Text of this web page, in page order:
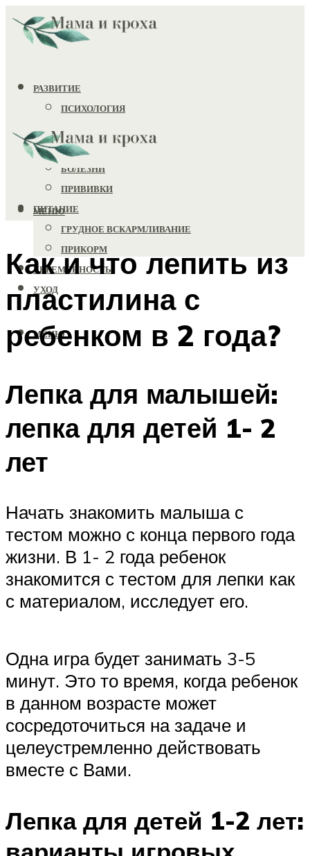
РАЗВИТИЕ
ПСИХОЛОГИЯ
ИГРУШКИ
ЗДОРОВЬЕ
БОЛЕЗНИ
ПРИВИВКИ
ПИТАНИЕ
ГРУДНОЕ ВСКАРМЛИВАНИЕ
ПРИКОРМ
БЕРЕМЕННОСТЬ
УХОД
МЕНЮ
МЕНЮ
Как и что лепить из
пластилина с
ребенком в 2 года?
Лепка для малышей:
лепка для детей 1- 2
лет
Начать знакомить малыша с
тестом можно с конца первого года
жизни. В 1- 2 года ребенок
знакомится с тестом для лепки как
с материалом, исследует его.
Одна игра будет занимать 3-5
минут. Это то время, когда ребенок
в данном возрасте может
сосредоточиться на задаче и
целеустремленно действовать
вместе с Вами.
Лепка для детей 1-2 лет: